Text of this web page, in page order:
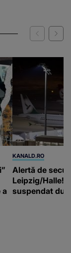
a
KANALD.RO
Alertă de
Leipzig/Halle!
suspendat